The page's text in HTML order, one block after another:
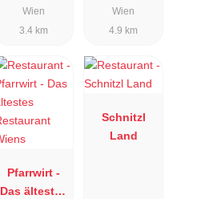
Wien
3.4 km
Wien
4.9 km
Pfarrwirt -
Das ältestes
Schnitzl
Land